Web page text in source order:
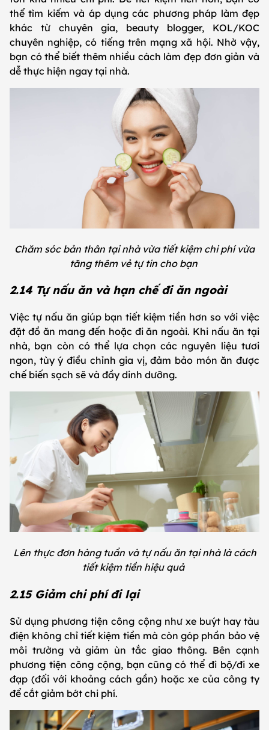
thể tìm kiếm và áp dụng các phương pháp làm đẹp
khác từ chuyên gia, beauty blogger, KOL/KOC
chuyên nghiệp, có tiếng trên mạng xã hội. Nhờ vậy,
bạn có thể biết thêm nhiều cách làm đẹp đơn giản và
dễ thực hiện ngay tại nhà.
Chăm sóc bản thân tại nhà vừa tiết kiệm chi phí vừa
tăng thêm vẻ tự tin cho bạn
2.14 Tự nấu ăn và hạn chế đi ăn ngoài
Việc tự nấu ăn giúp bạn tiết kiệm tiền hơn so với việc
đặt đồ ăn mang đến hoặc đi ăn ngoài. Khi nấu ăn tại
nhà, bạn còn có thể lựa chọn các nguyên liệu tươi
ngon, tùy ý điều chỉnh gia vị, đảm bảo món ăn được
chế biến sạch sẽ và đầy dinh dưỡng.
Lên thực đơn hàng tuần và tự nấu ăn tại nhà là cách
tiết kiệm tiền hiệu quả
2.15 Giảm chi phí đi lại
Sử dụng phương tiện công cộng như xe buýt hay tàu
điện không chỉ tiết kiệm tiền mà còn góp phần bảo vệ
môi trường và giảm ùn tắc giao thông. Bên cạnh
phương tiện công cộng, bạn cũng có thể đi bộ/đi xe
đạp (đối với khoảng cách gần) hoặc xe của công ty
để cắt giảm bớt chi phí.